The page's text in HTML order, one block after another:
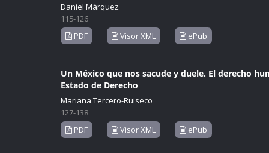
Daniel Márquez
115-126
PDF
Visor XML ePub
Un México que nos sacude y duele. El derecho
Estado de Derecho
Mariana Tercero-Ruiseco
127-138
PDF
Visor XML ePub